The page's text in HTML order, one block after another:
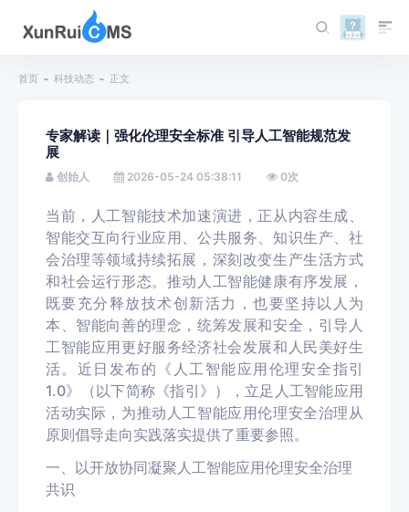
首页 科技动态 正文
专家解读｜强化伦理安全标准 引导人工智能规范发
展
创始人 2026-05-24 05:38:11 0次
当前，人工智能技术加速演进，正从内容生成、
智能交互向行业应用、公共服务、知识生产、社
会治理等领域持续拓展，深刻改变生产生活方式
和社会运行形态。推动人工智能健康有序发展，
既要充分释放技术创新活力，也要坚持以人为
本、智能向善的理念 ，统筹发展和安全，引导人
工智能应用更好服务经济社会发展和人民美好生
活。近日发布的《人工智能应用伦理安全指引
1.0》（以下简称《指引》），立足人工智能应用
活动实际，为推动人工智能应用伦理安全治理从
原则倡导走向实践落实提供了重要参照。
一、以开放协同凝聚人工智能应用伦理安全治理
共识